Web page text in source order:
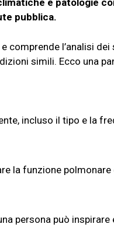
e patologie
pubblica.
comprende l’analisi
simili. Ecco una
incluso il tipo e la
la funzione polmonare
persona può inspirare